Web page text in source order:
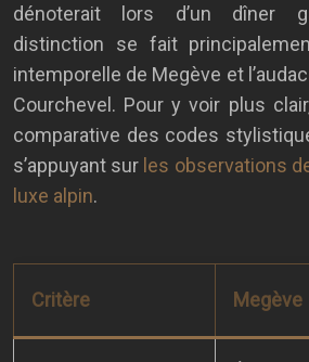
dénoterait lors d’un dîner
distinction se fait
intemporelle de Megève et
Courchevel. Pour y voir plus
comparative des codes
s’appuyant sur les observations
luxe alpin.
Critère Megève